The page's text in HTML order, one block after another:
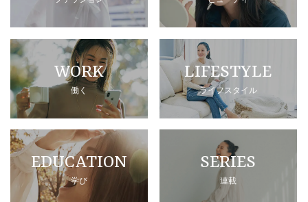
WORK
働く
LIFESTYLE
ライフスタイル
EDUCATION
学び
SERIES
連載